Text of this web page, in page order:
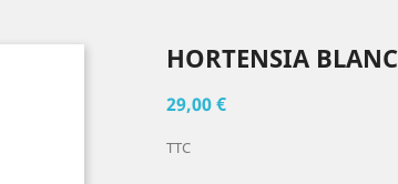
HORTENSIA BLANC
29,00 €
TTC